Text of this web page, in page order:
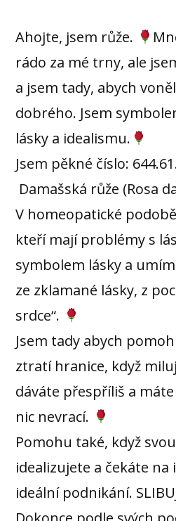
Ahojte, jsem růže.
rádo za mé trny, ale
a jsem tady, abych
dobrého. Jsem
lásky a idealismu.
Jsem pěkné číslo:
Damašská růže (Rosa
V homeopatické
kteří mají problémy s
symbolem lásky a
ze zklamané lásky, z
srdce“.
Jsem tady abych
ztratí hranice, když
dáváte přespříliš a
nic nevrací.
Pomohu také, když
idealizujete a čekáte na
ideální podnikání.